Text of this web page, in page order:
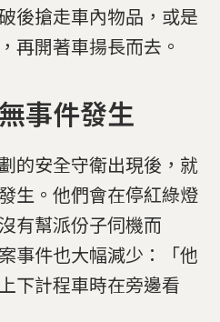
後搶走車內物品，或是
再開著車揚長而去。
事件發生
的安全守衛出現後，就
生。他們會在停紅綠燈
有幫派份子伺機而
事件也大幅減少：「他
下計程車時在旁邊看